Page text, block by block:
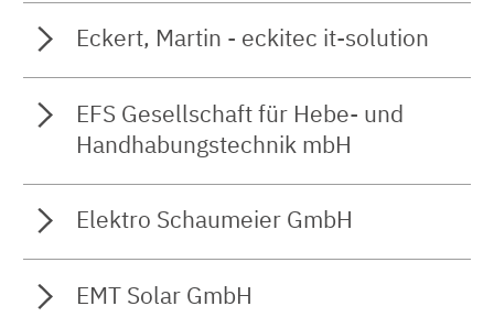
Eckert, Martin - eckitec it-solution
EFS Gesellschaft für Hebe- und
Handhabungstechnik mbH
Elektro Schaumeier GmbH
EMT Solar GmbH